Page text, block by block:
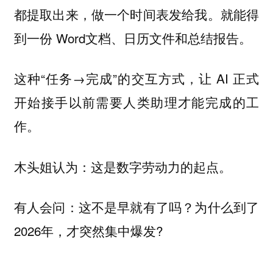
都提取出来，做一个时间表发给我。就能得
到一份 Word文档、日历文件和总结报告。
这种“任务→完成”的交互方式，让 AI 正式
开始接手以前需要人类助理才能完成的工
作。
木头姐认为：这是数字劳动力的起点。
有人会问：这不是早就有了吗？为什么到了
2026年，才突然集中爆发?